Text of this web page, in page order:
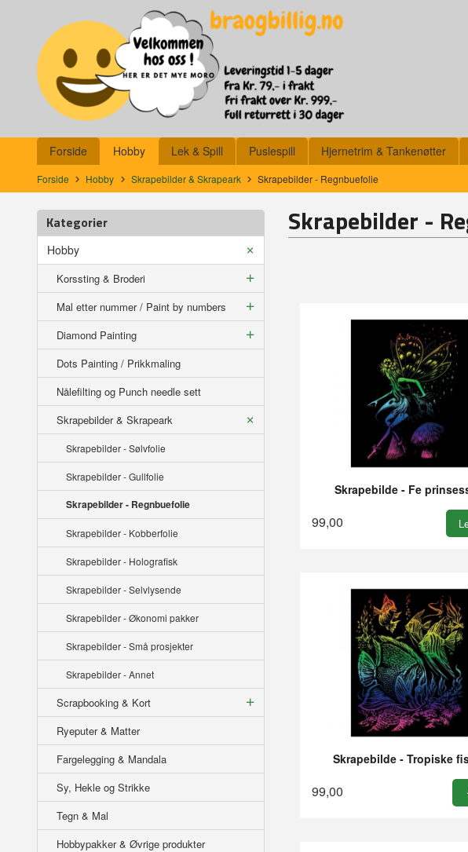
innholdet
Produkter
Forside Hobby Lek & Spill Puslespill Hjernetrim & Tankenøtter
Forside Hobby Skrapebilder & Skrapeark Skrapebilder - Regnbuefolie
Kategorier
Hobby
Korssting & Broderi
Mal etter nummer / Paint by numbers
Diamond Painting
Dots Painting / Prikkmaling
Nålefilting og Punch needle sett
Skrapebilder & Skrapeark
Skrapebilder - Sølvfolie
Skrapebilder - Gullfolie
Skrapebilder - Regnbuefolie
Skrapebilder - Kobberfolie
Skrapebilder - Holografisk
Skrapebilder - Selvlysende
Skrapebilder - Økonomi pakker
Skrapebilder - Små prosjekter
Skrapebilder - Annet
Scrapbooking & Kort
Ryeputer & Matter
Fargelegging & Mandala
Sy, Hekle og Strikke
Tegn & Mal
Hobbypakker & Øvrige produkter
Skrapebilder -
Skrapebilde - Fe
99,00
Skrapebilde - Tropiske
99,00